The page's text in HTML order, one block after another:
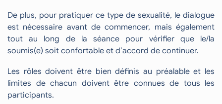
De plus, pour pratiquer ce type de sexualité, le dialogue
est nécessaire avant de commencer, mais également
tout au long de la séance pour vérifier que le/la
soumis(e) soit confortable et d’accord de continuer.
Les rôles doivent être bien définis au préalable et les
limites de chacun doivent être connues de tous les
participants.